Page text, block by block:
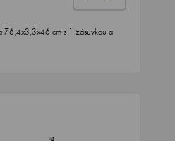
76,4x3,3x46 cm s 1 zásuvkou a